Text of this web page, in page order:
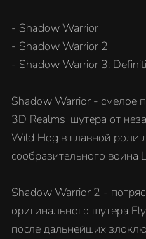
- Shadow Warrior
- Shadow Warrior 2
- Shadow Warrior 3:
Shadow Warrior - смелое
3D Realms 'шутера от
Wild Hog в главной роли
сообразительного воина
Shadow Warrior 2 -
оригинального шутера
после дальнейших